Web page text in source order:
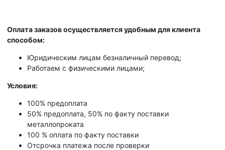
Оплата заказов осуществляется удобным для клиента
способом:
Юридическим лицам безналичный перевод;
Работаем с физическими лицами;
Условия:
100% предоплата
50% предоплата, 50% по факту поставки
металлопроката
100 % оплата по факту поставки
Отсрочка платежа после проверки